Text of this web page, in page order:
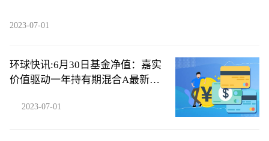
2023-07-01
环球快讯:6月30日基金净值：嘉实
价值驱动一年持有期混合A最新净
2023-07-01